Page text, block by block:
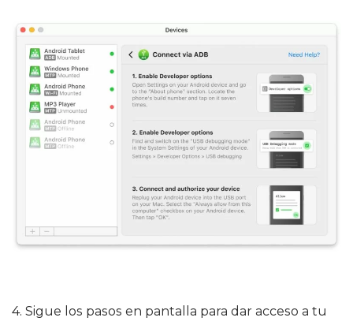
4. Sigue los pasos en pantalla para dar acceso a tu